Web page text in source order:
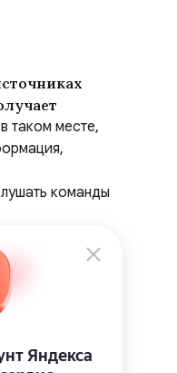
таком месте,